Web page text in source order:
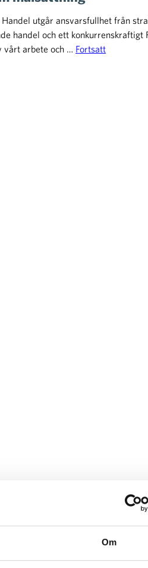
Om
Handel utgår ansvarsfullhet från
handel och ett konkurrenskraftigt
vårt arbete och … Fortsatt